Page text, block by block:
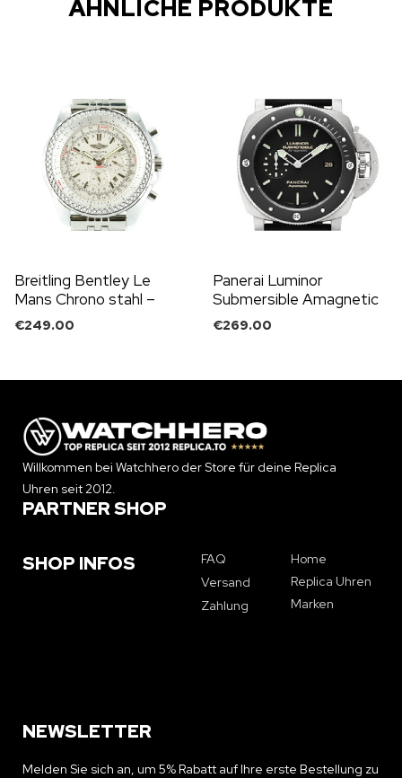
ÄHNLICHE PRODUKTE
Breitling Bentley Le
Mans Chrono stahl –
silbernes Ziffernblatt
€249.00
Panerai Luminor
Submersible Amagnetic
mit Kautschukband
€269.00
Willkommen bei Watchhero der Store für deine Replica
Uhren seit 2012.
PARTNER SHOP
SHOP INFOS
FAQ
Versand
Zahlung
Home
Replica Uhren
Marken
NEWSLETTER
Melden Sie sich an, um 5% Rabatt auf Ihre erste Bestellung zu